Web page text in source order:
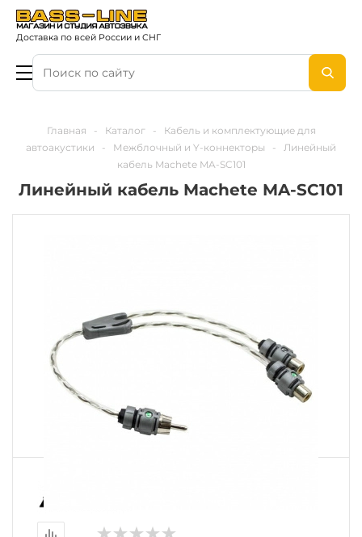
Доставка по всей России и СНГ
Главная - Каталог -
Кабель и комплектующие для
автоакустики
- Межблочный и Y-коннекторы -
Линейный
кабель Machete MA-SC101
Линейный кабель Machete MA-SC101